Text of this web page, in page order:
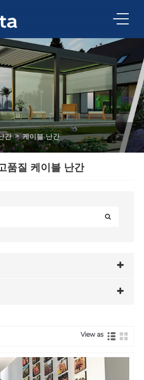
간 케이블 난간
품질 케이블 난간
View as